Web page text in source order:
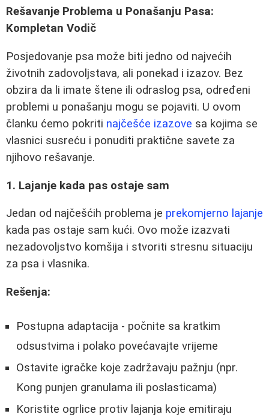
Rešavanje Problema u Ponašanju Pasa:
Kompletan Vodič
Posjedovanje psa može biti jedno od najvećih
životnih zadovoljstava, ali ponekad i izazov. Bez
obzira da li imate štene ili odraslog psa, određeni
problemi u ponašanju mogu se pojaviti. U ovom
članku ćemo pokriti najčešće izazove sa kojima se
vlasnici susreću i ponuditi praktične savete za
njihovo rešavanje.
1. Lajanje kada pas ostaje sam
Jedan od najčešćih problema je prekomjerno lajanje
kada pas ostaje sam kući. Ovo može izazvati
nezadovoljstvo komšija i stvoriti stresnu situaciju
za psa i vlasnika.
Rešenja:
Postupna adaptacija - počnite sa kratkim
odsustvima i polako povećavajte vrijeme
Ostavite igračke koje zadržavaju pažnju (npr.
Kong punjen granulama ili poslasticama)
Koristite ogrlice protiv lajanja koje emitiraju